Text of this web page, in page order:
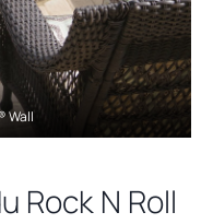
Wall
Rock N Roll